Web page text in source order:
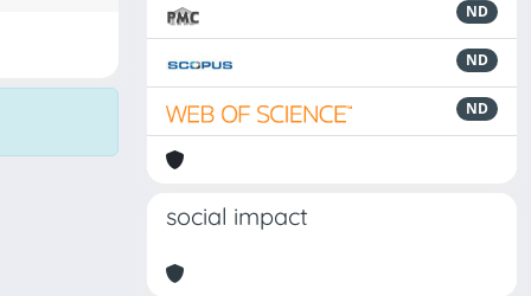
ND
ND
ND
social impact